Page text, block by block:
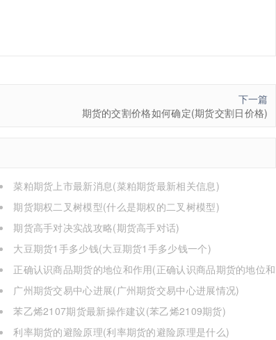
下一篇
期货的交割价格如何确定(期货交割日价格)
菜粕期货上市最新消息(菜粕期货最新相关信息)
期货期权二叉树模型(什么是期权的二叉树模型)
期货高手对决实战攻略(期货高手对话)
大豆期货1手多少钱(大豆期货1手多少钱一个)
正确认识商品期货的地位和作用(正确认识商品期货的地位和
作用是什么)
广州期货交易中心进展(广州期货交易中心进展情况)
苯乙烯2107期货最新操作建议(苯乙烯2109期货)
利率期货的避险原理(利率期货的避险原理是什么)